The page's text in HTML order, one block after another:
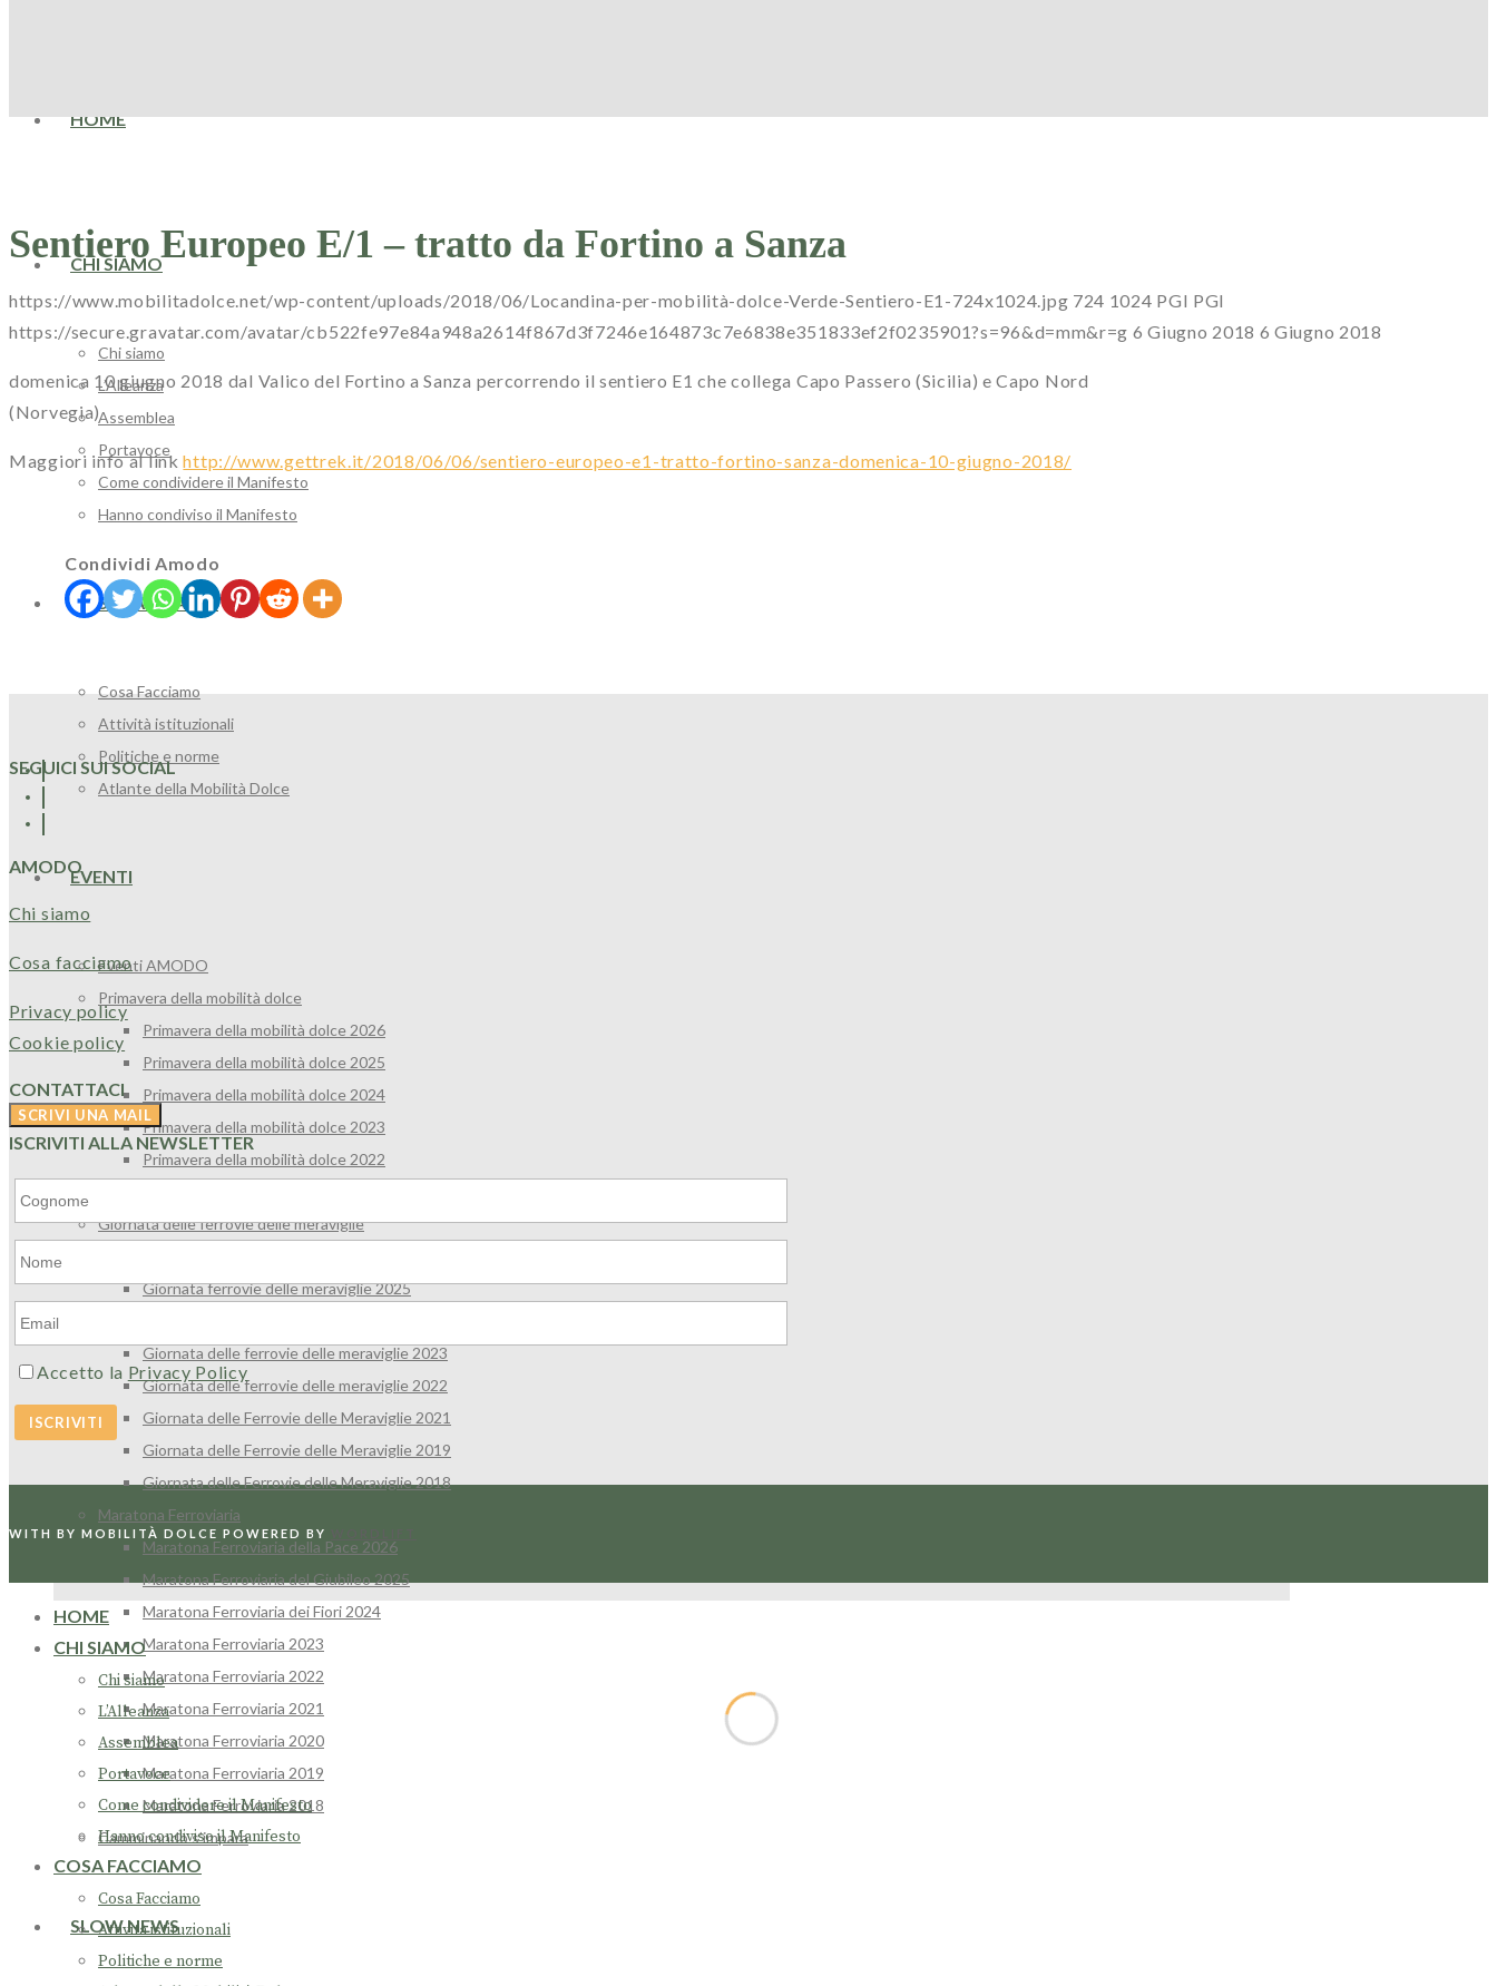
HOME
CHI SIAMO
Chi siamo
L’Alleanza
Assemblea
Portavoce
Come condividere il Manifesto
Hanno condiviso il Manifesto
COSA FACCIAMO
Cosa Facciamo
Attività istituzionali
Politiche e norme
Atlante della Mobilità Dolce
EVENTI
Eventi AMODO
Primavera della mobilità dolce
Primavera della mobilità dolce 2026
Primavera della mobilità dolce 2025
Primavera della mobilità dolce 2024
Primavera della mobilità dolce 2023
Primavera della mobilità dolce 2022
Giornata delle ferrovie delle meraviglie
Giornata ferrovie delle meraviglie 2025
Giornata delle ferrovie delle meraviglie 2023
Giornata delle ferrovie delle meraviglie 2022
Giornata delle Ferrovie delle Meraviglie 2021
Giornata delle Ferrovie delle Meraviglie 2019
Giornata delle Ferrovie delle Meraviglie 2018
Maratona Ferroviaria
Maratona Ferroviaria della Pace 2026
Maratona Ferroviaria del Giubileo 2025
Maratona Ferroviaria dei Fiori 2024
Maratona Ferroviaria 2023
Maratona Ferroviaria 2022
Maratona Ferroviaria 2021
Maratona Ferroviaria 2020
Maratona Ferroviaria 2019
Maratona Ferroviaria 2018
Camminando s’impara
SLOW NEWS
Sentiero Europeo E/1 – tratto da Fortino a Sanza
https://www.mobilitadolce.net/wp-content/uploads/2018/06/Locandina-per-mobilità-dolce-Verde-Sentiero-E1-724x1024.jpg 724 1024 PGI PGI
https://secure.gravatar.com/avatar/cb522fe97e84a948a2614f867d3f7246e164873c7e6838e351833ef2f0235901?s=96&d=mm&r=g 6 Giugno 2018 6 Giugno 2018
domenica 10 giugno 2018 dal Valico del Fortino a Sanza percorrendo il sentiero E1 che collega Capo Passero (Sicilia) e Capo Nord
(Norvegia)
Maggiori info al linkhttp://www.gettrek.it/2018/06/06/sentiero-europeo-e1-tratto-fortino-sanza-domenica-10-giugno-2018/
Condividi Amodo
SEGUICI SUI SOCIAL
AMODO
Chi siamo
Cosa facciamo
Privacy policy
Cookie policy
CONTATTACI
ISCRIVITI ALLA NEWSLETTER
Accetto la Privacy Policy
WITH BY MOBILITÀ DOLCE POWERED BY
HOME
CHI SIAMO
Chi siamo
L’Alleanza
Assemblea
Portavoce
Come condividere il Manifesto
Hanno condiviso il Manifesto
COSA FACCIAMO
Cosa Facciamo
Attività istituzionali
Politiche e norme